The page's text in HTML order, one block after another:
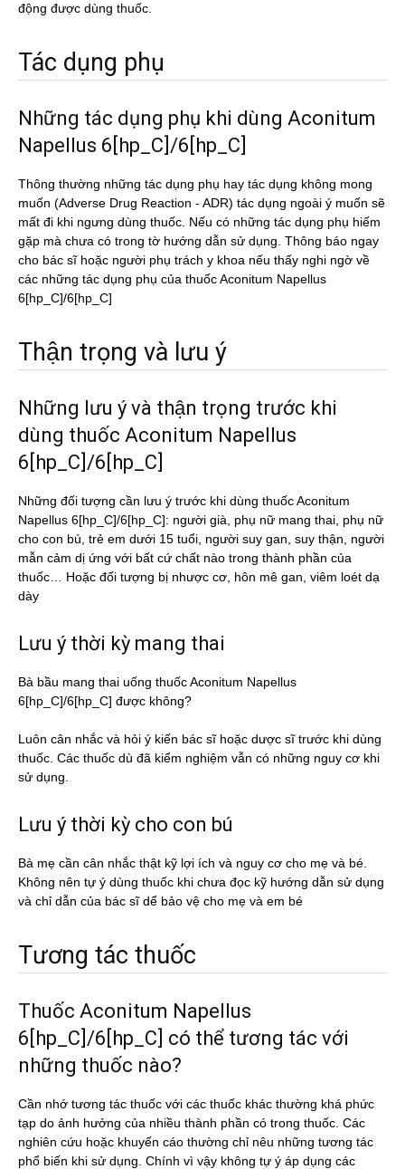
động được dùng thuốc.
Tác dụng phụ
Những tác dụng phụ khi dùng Aconitum
Napellus 6[hp_C]/6[hp_C]
Thông thường những tác dụng phụ hay tác dụng không mong
muốn (Adverse Drug Reaction - ADR) tác dụng ngoài ý muốn sẽ
mất đi khi ngưng dùng thuốc. Nếu có những tác dụng phụ hiếm
gặp mà chưa có trong tờ hướng dẫn sử dụng. Thông báo ngay
cho bác sĩ hoặc người phụ trách y khoa nếu thấy nghi ngờ về
các những tác dụng phụ của thuốc Aconitum Napellus
6[hp_C]/6[hp_C]
Thận trọng và lưu ý
Những lưu ý và thận trọng trước khi
dùng thuốc Aconitum Napellus
6[hp_C]/6[hp_C]
Những đối tượng cần lưu ý trước khi dùng thuốc Aconitum
Napellus 6[hp_C]/6[hp_C]: người già, phụ nữ mang thai, phụ nữ
cho con bú, trẻ em dưới 15 tuổi, người suy gan, suy thận, người
mẫn cảm dị ứng với bất cứ chất nào trong thành phần của
thuốc… Hoặc đối tượng bị nhược cơ, hôn mê gan, viêm loét dạ
dày
Lưu ý thời kỳ mang thai
Bà bầu mang thai uống thuốc Aconitum Napellus
6[hp_C]/6[hp_C] được không?
Luôn cân nhắc và hỏi ý kiến bác sĩ hoặc dược sĩ trước khi dùng
thuốc. Các thuốc dù đã kiểm nghiệm vẫn có những nguy cơ khi
sử dụng.
Lưu ý thời kỳ cho con bú
Bà mẹ cần cân nhắc thật kỹ lợi ích và nguy cơ cho mẹ và bé.
Không nên tự ý dùng thuốc khi chưa đọc kỹ hướng dẫn sử dụng
và chỉ dẫn của bác sĩ dể bảo vệ cho mẹ và em bé
Tương tác thuốc
Thuốc Aconitum Napellus
6[hp_C]/6[hp_C] có thể tương tác với
những thuốc nào?
Cần nhớ tương tác thuốc với các thuốc khác thường khá phức
tạp do ảnh hưởng của nhiều thành phần có trong thuốc. Các
nghiên cứu hoặc khuyến cáo thường chỉ nêu những tương tác
phổ biến khi sử dụng. Chính vì vậy không tự ý áp dụng các